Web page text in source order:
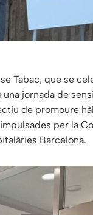
Tabac, que se
jornada de
de promoure
per la
Barcelona.